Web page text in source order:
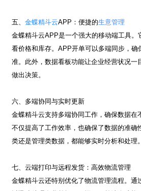
五、金蝶精斗云APP ：便捷的生意管理
金蝶精斗云APP是一个强大的移动端工具。
看价格和库存。APP开单可以多端同步，确
准。此外，数据看板功能让企业经营状况一
做出决策。
六、多端协同与实时更新
金蝶精斗云支持多端协同工作，确保数据在
不仅提高了工作效率，也确保了数据的准确
类还是管理类数据，都能够实时分析和处理。
七、云端打印与远程发货：高效物流管理
金蝶精斗云还特别优化了物流管理流程。通